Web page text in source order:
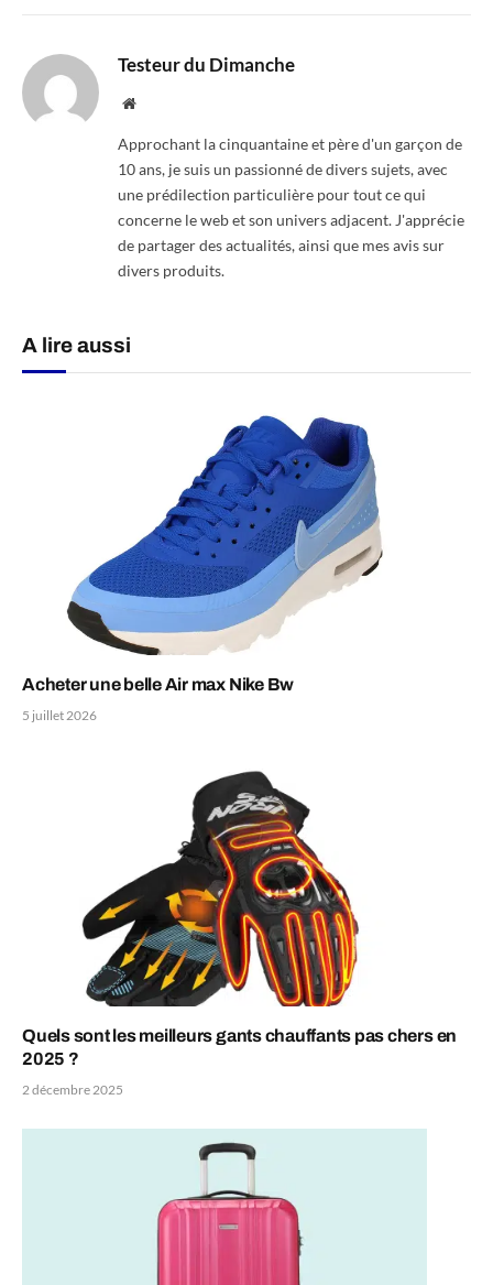
Testeur du Dimanche
Website
Approchant la cinquantaine et père d'un garçon de
10 ans, je suis un passionné de divers sujets, avec
une prédilection particulière pour tout ce qui
concerne le web et son univers adjacent. J'apprécie
de partager des actualités, ainsi que mes avis sur
divers produits.
A lire aussi
Acheter une belle Air max Nike Bw
5 juillet 2026
Quels sont les meilleurs gants chauffants pas chers en
2025 ?
2 décembre 2025